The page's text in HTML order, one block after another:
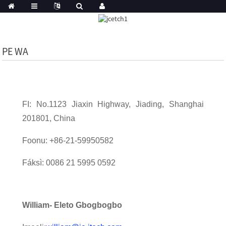
PE WA
FI: No.1123 Jiaxin Highway, Jiading, Shanghai
201801, China
Foonu: +86-21-59950582
Fáksì: 0086 21 5995 0592
William- Eleto Gbogbogbo